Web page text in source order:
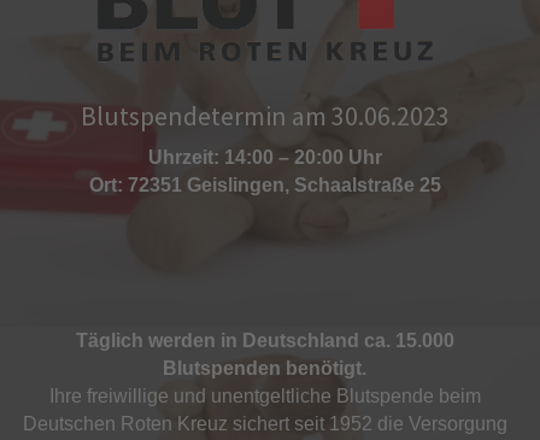
Blutspendetermin am 30.06.2023
Uhrzeit: 14:00 – 20:00 Uhr
Ort: 72351 Geislingen, Schaalstraße 25
Täglich werden in Deutschland ca. 15.000
Blutspenden benötigt.
Ihre freiwillige und unentgeltliche Blutspende beim
Deutschen Roten Kreuz sichert seit 1952 die Versorgung